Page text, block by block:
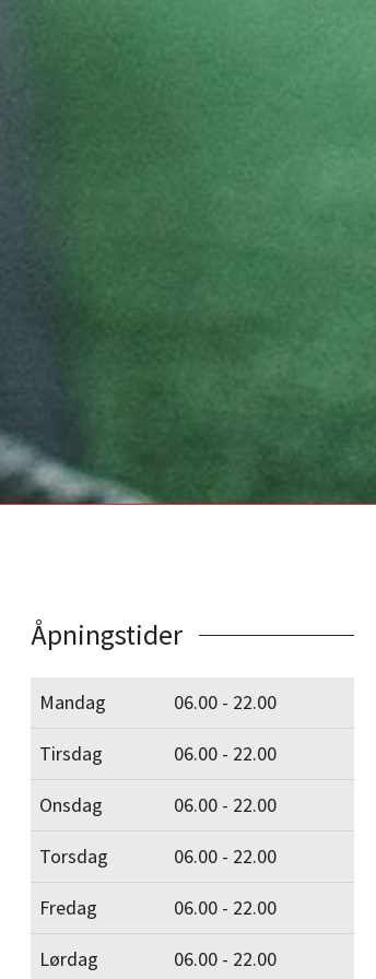
Åpningstider
Mandag 06.00 - 22.00
Tirsdag 06.00 - 22.00
Onsdag 06.00 - 22.00
Torsdag 06.00 - 22.00
Fredag 06.00 - 22.00
Lørdag 06.00 - 22.00